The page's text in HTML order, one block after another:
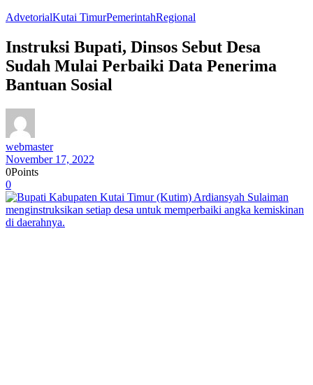
AdvetorialKutai TimurPemerintahRegional
Instruksi Bupati, Dinsos Sebut Desa
Sudah Mulai Perbaiki Data Penerima
Bantuan Sosial
webmaster
November 17, 2022
0Points
0